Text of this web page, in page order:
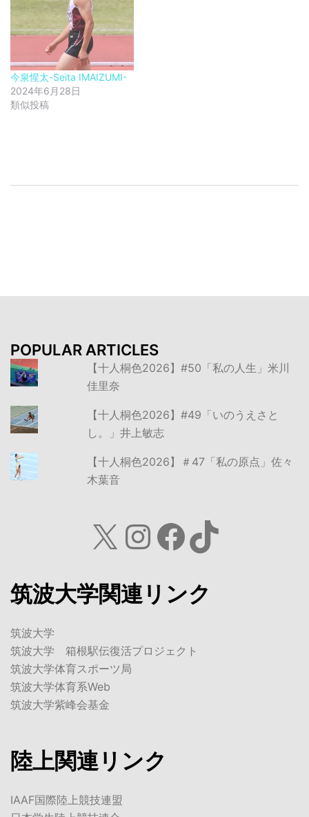
今泉惺太-Seita IMAIZUMI-
2024年6月28日
類似投稿
ン
POPULAR ARTICLES
【十人桐色2026】#50「私の人生」米川
佳里奈
【十人桐色2026】#49「いのうえさと
し。」井上敏志
【十人桐色2026】＃47「私の原点」佐々
木葉音
X Instagram
Facebook
TikTok
筑波大学関連リンク
筑波大学
筑波大学 箱根駅伝復活プロジェクト
筑波大学体育スポーツ局
筑波大学体育系Web
筑波大学紫峰会基金
陸上関連リンク
IAAF国際陸上競技連盟